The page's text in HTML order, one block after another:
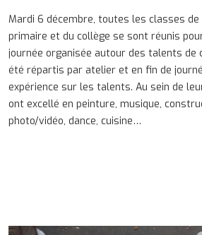
Mardi 6 décembre, toutes les classes
primaire et du collège se sont réunis
journée organisée autour des talents de
été répartis par atelier et en fin de
expérience sur les talents. Au sein de
ont excellé en peinture, musique,
photo/vidéo, dance, cuisine…